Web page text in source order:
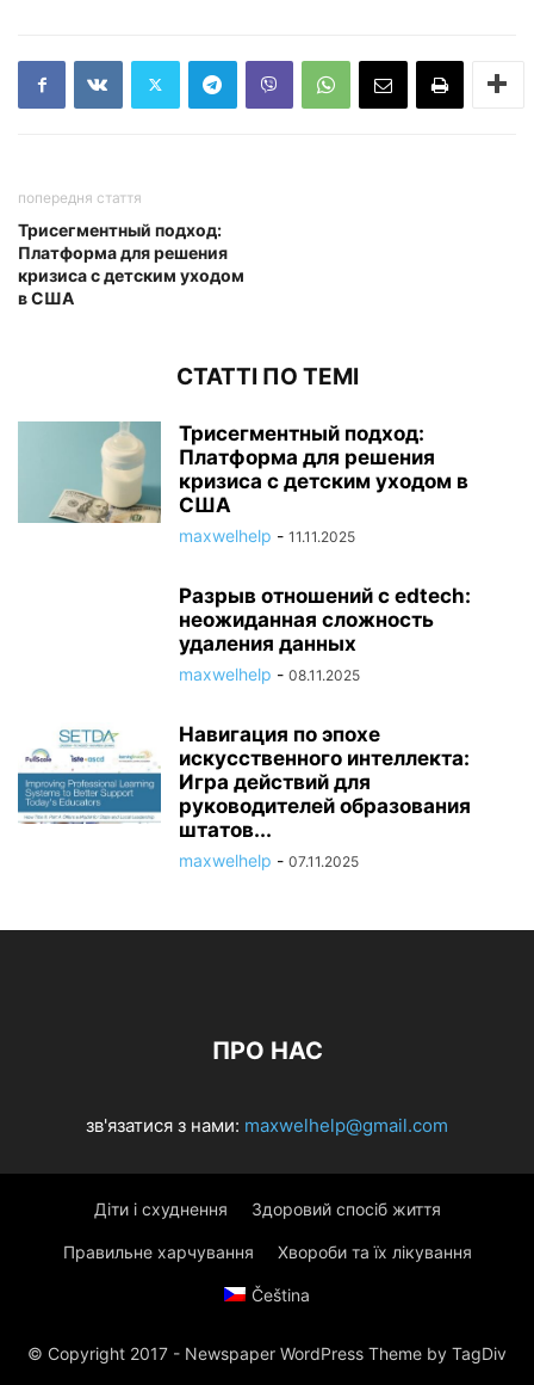
попередня стаття
Трисегментный подход:
Платформа для решения
кризиса с детским уходом
в США
СТАТТІ ПО ТЕМІ
Трисегментный подход:
Платформа для решения
кризиса с детским уходом в
США
maxwelhelp - 11.11.2025
Разрыв отношений с edtech:
неожиданная сложность
удаления данных
maxwelhelp - 08.11.2025
Навигация по эпохе
искусственного интеллекта:
Игра действий для
руководителей образования
штатов...
maxwelhelp - 07.11.2025
ПРО НАС
зв'язатися з нами: maxwelhelp@gmail.com
Діти і схуднення Здоровий спосіб життя
Правильне харчування Хвороби та їх лікування
Čeština
© Copyright 2017 - Newspaper WordPress Theme by TagDiv